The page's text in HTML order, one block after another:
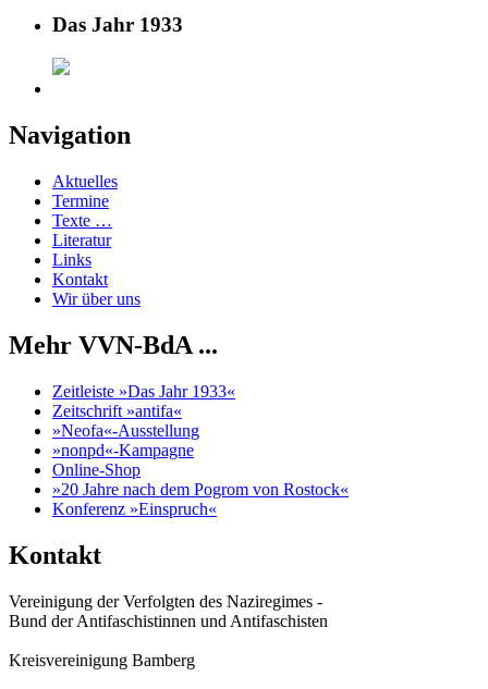
Das Jahr 1933
Navigation
Aktuelles
Termine
Texte …
Literatur
Links
Kontakt
Wir über uns
Mehr VVN-BdA ...
Zeitleiste »Das Jahr 1933«
Zeitschrift »antifa«
»Neofa«-Ausstellung
»nonpd«-Kampagne
Online-Shop
»20 Jahre nach dem Pogrom von Rostock«
Konferenz »Einspruch«
Kontakt
Vereinigung der Verfolgten des Naziregimes -
Bund der Antifaschistinnen und Antifaschisten
Kreisvereinigung Bamberg